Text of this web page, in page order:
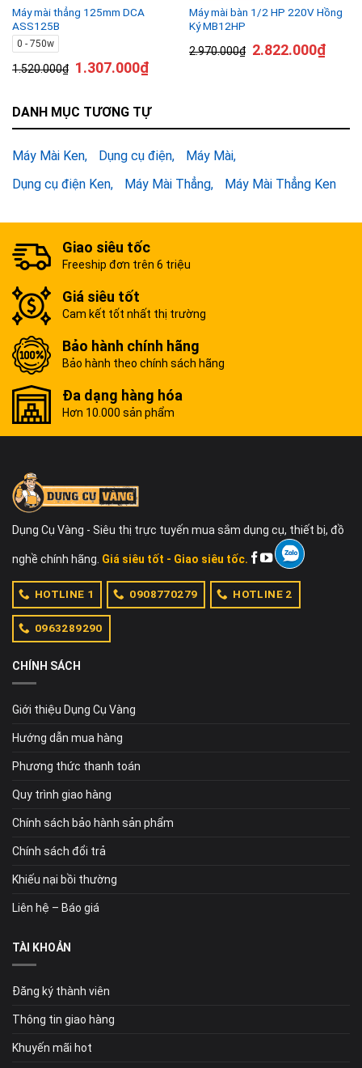
Máy mài thẳng 125mm DCA
ASS125B
0 - 750w
1.520.000₫ 1.307.000₫
Máy mài bàn 1/2 HP 220V Hồng
Ký MB12HP
2.970.000₫ 2.822.000₫
DANH MỤC TƯƠNG TỰ
Máy Mài Ken Dụng cụ điện
Máy Mài
Dụng cụ điện Ken
Máy Mài Thẳng Máy Mài Thẳng Ken
Giao siêu tốc
Freeship đơn trên 6 triệu
Giá siêu tốt
Cam kết tốt nhất thị trường
Bảo hành chính hãng
Bảo hành theo chính sách hãng
Đa dạng hàng hóa
Hơn 10.000 sản phẩm
Dụng Cụ Vàng - Siêu thị trực tuyến mua sắm dụng cụ, thiết bị, đồ
nghề chính hãng. Giá siêu tốt - Giao siêu tốc.
HOTLINE 1 0908770279 HOTLINE 2
0963289290
CHÍNH SÁCH
Giới thiệu Dụng Cụ Vàng
Hướng dẫn mua hàng
Phương thức thanh toán
Quy trình giao hàng
Chính sách bảo hành sản phẩm
Chính sách đổi trả
Khiếu nại bồi thường
Liên hệ – Báo giá
TÀI KHOẢN
Đăng ký thành viên
Thông tin giao hàng
Khuyến mãi hot